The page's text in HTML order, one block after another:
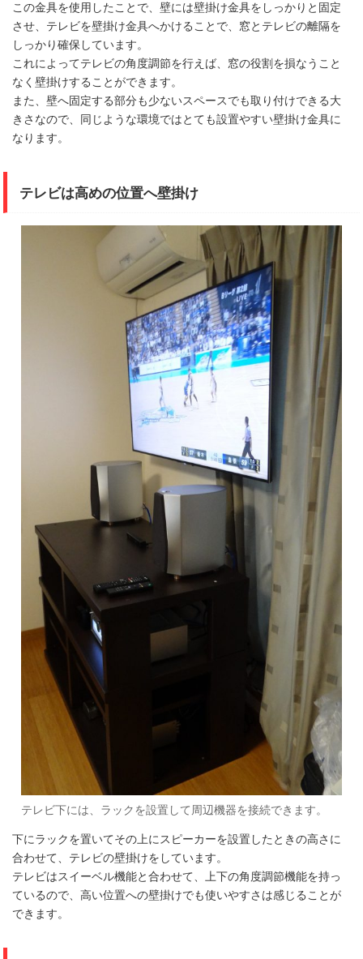
この金具を使用したことで、壁には壁掛け金具をしっかりと固定
させ、テレビを壁掛け金具へかけることで、窓とテレビの離隔を
しっかり確保しています。
これによってテレビの角度調節を行えば、窓の役割を損なうこと
なく壁掛けすることができます。
また、壁へ固定する部分も少ないスペースでも取り付けできる大
きさなので、同じような環境ではとても設置やすい壁掛け金具に
なります。
テレビは高めの位置へ壁掛け
テレビ下には、ラックを設置して周辺機器を接続できます。
下にラックを置いてその上にスピーカーを設置したときの高さに
合わせて、テレビの壁掛けをしています。
テレビはスイーベル機能と合わせて、上下の角度調節機能を持っ
ているので、高い位置への壁掛けでも使いやすさは感じることが
できます。